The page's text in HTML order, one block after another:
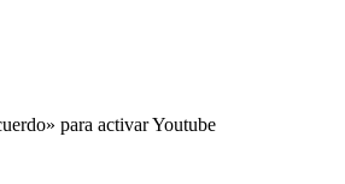
para activar Youtube